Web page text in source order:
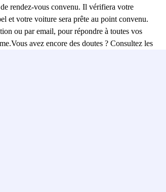
rendez-vous convenu. Il vérifiera votre
et votre voiture sera prête au point convenu.
ou par email, pour répondre à toutes vos
avez encore des doutes ? Consultez les